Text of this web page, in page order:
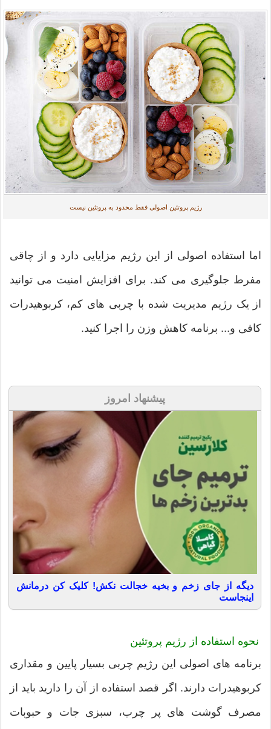
رژیم پروتئين اصولی فقط محدود به پروتئين نیست
اما استفاده اصولی از این رژیم مزایایی دارد و از چاقی
مفرط جلوگیری می کند. برای افزایش امنیت می توانید
از یک رژیم مدیریت شده با چربی های کم، کربوهیدرات
کافی و... برنامه کاهش وزن را اجرا کنید.
پیشنهاد امروز
دیگه از جای زخم و بخیه خجالت نکش! کلیک کن درمانش
اینجاست
نحوه استفاده از رژیم پروتئین
برنامه های اصولی این رژیم چربی بسیار پایین و مقداری
کربوهیدرات دارند. اگر قصد استفاده از آن را دارید باید از
مصرف گوشت های پر چرب، سبزی جات و حبوبات